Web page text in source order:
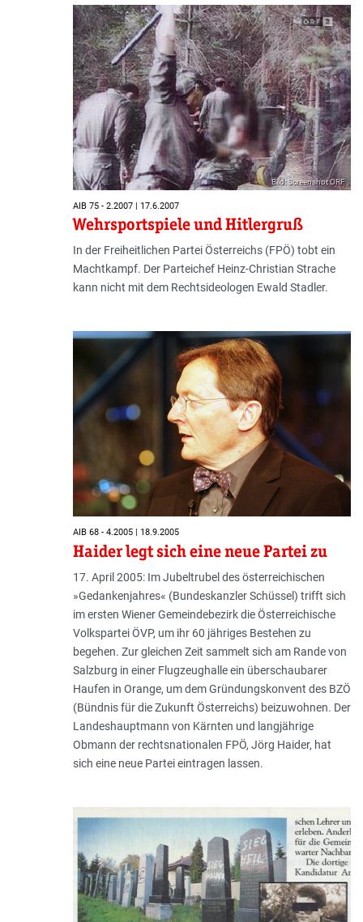
Bild: Screenshot ORF
AIB 75 - 2.2007 | 17.6.2007
Wehrsportspiele und Hitlergruß
In der Freiheitlichen Partei Österreichs (FPÖ) tobt ein
Machtkampf. Der Parteichef Heinz-Christian Strache
kann nicht mit dem Rechtsideologen Ewald Stadler.
AIB 68 - 4.2005 | 18.9.2005
Haider legt sich eine neue Partei zu
17. April 2005: Im Jubeltrubel des österreichischen
»Gedankenjahres« (Bundeskanzler Schüssel) trifft sich
im ersten Wiener Gemeindebezirk die Österreichische
Volkspartei ÖVP, um ihr 60 jähriges Bestehen zu
begehen. Zur gleichen Zeit sammelt sich am Rande von
Salzburg in einer Flugzeughalle ein überschaubarer
Haufen in Orange, um dem Gründungskonvent des BZÖ
(Bündnis für die Zukunft Österreichs) beizuwohnen. Der
Landeshauptmann von Kärnten und langjährige
Obmann der rechtsnationalen FPÖ, Jörg Haider, hat
sich eine neue Partei eintragen lassen.